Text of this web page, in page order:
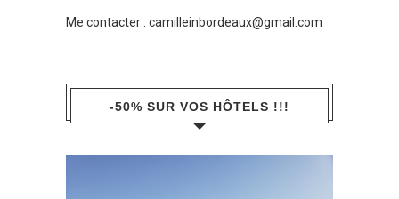
Me contacter : camilleinbordeaux@gmail.com
-50% SUR VOS HÔTELS !!!